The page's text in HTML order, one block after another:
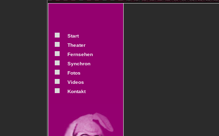
Start
Theater
Fernsehen
Synchron
Fotos
Videos
Kontakt